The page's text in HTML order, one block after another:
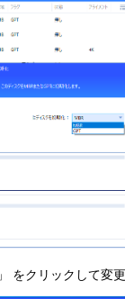
」 をクリックして変